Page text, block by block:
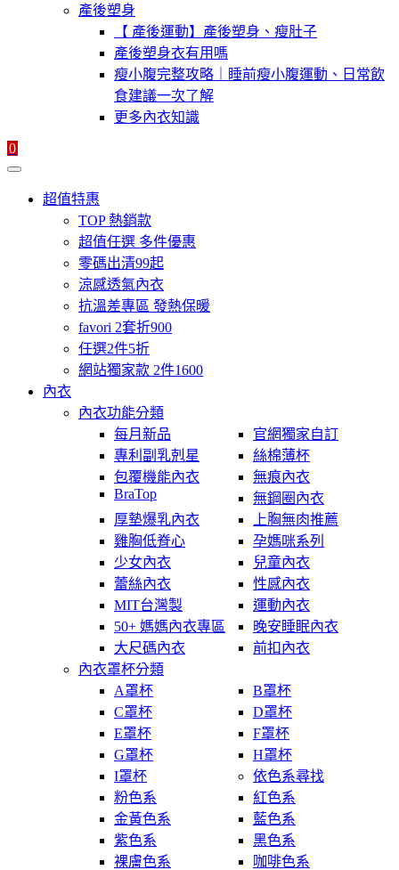
產後塑身
【 產後運動】產後塑身、瘦肚子
產後塑身衣有用嗎
瘦小腹完整攻略｜睡前瘦小腹運動、日常飲
食建議一次了解
更多內衣知識
0
超值特惠
TOP 熱銷款
超值任選 多件優惠
零碼出清99起
涼感透氣內衣
抗溫差專區 發熱保暖
favori 2套折900
任選2件5折
網站獨家款 2件1600
內衣
內衣功能分類
每月新品
官網獨家自訂
專利副乳剋星
絲棉薄杯
包覆機能內衣
無痕內衣
BraTop
無鋼圈內衣
厚墊爆乳內衣
上胸無肉推薦
雞胸低脊心
孕媽咪系列
少女內衣
兒童內衣
蕾絲內衣
性感內衣
MIT台灣製
運動內衣
50+ 媽媽內衣專區
晚安睡眠內衣
大尺碼內衣
前扣內衣
內衣罩杯分類
A罩杯
B罩杯
C罩杯
D罩杯
E罩杯
F罩杯
G罩杯
H罩杯
I罩杯
依色系尋找
粉色系
紅色系
金黃色系
藍色系
紫色系
黑色系
裸膚色系
咖啡色系